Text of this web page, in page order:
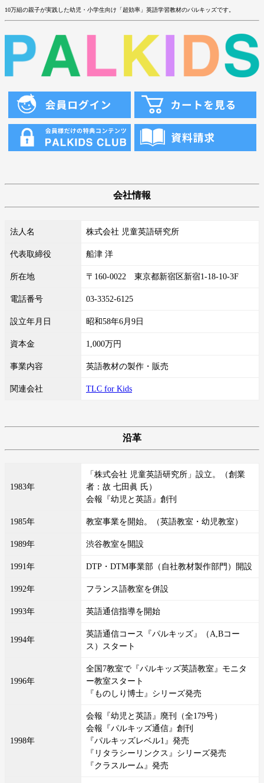
10万組の親子が実践した幼児・小学生向け「超効率」英語学習教材のパルキッズです。
会社情報
法人名 株式会社 児童英語研究所
代表取締役 船津 洋
所在地 〒160-0022 東京都新宿区新宿1-18-10-3F
電話番号 03-3352-6125
設立年月日 昭和58年6月9日
資本金 1,000万円
事業内容 英語教材の製作・販売
関連会社 TLC for Kids
沿革
1983年
「株式会社 児童英語研究所」設立。（創業
者：故 七田眞 氏）
会報『幼児と英語』創刊
1985年 教室事業を開始。（英語教室・幼児教室）
1989年 渋谷教室を開設
1991年 DTP・DTM事業部（自社教材製作部門）開設
1992年 フランス語教室を併設
1993年 英語通信指導を開始
1994年
英語通信コース『パルキッズ』（A,Bコー
ス）スタート
1996年
全国7教室で『パルキッズ英語教室』モニタ
ー教室スタート
『ものしり博士』シリーズ発売
1998年
会報『幼児と英語』廃刊（全179号）
会報『パルキッズ通信』創刊
『パルキッズレベル1』発売
『リタラシーリンクス』シリーズ発売
『クラスルーム』発売